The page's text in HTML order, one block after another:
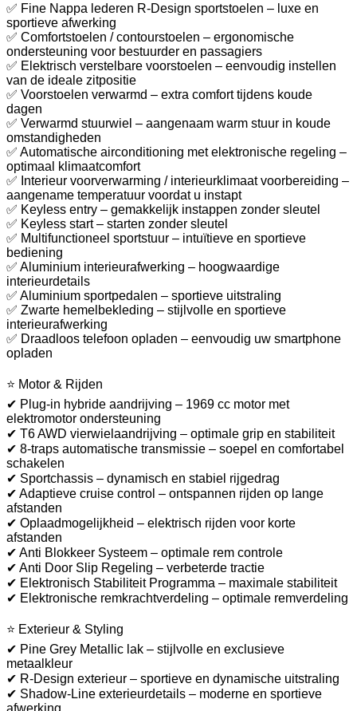
✅ Fine Nappa lederen R-Design sportstoelen – luxe en
sportieve afwerking
✅ Comfortstoelen / contourstoelen – ergonomische
ondersteuning voor bestuurder en passagiers
✅ Elektrisch verstelbare voorstoelen – eenvoudig instellen
van de ideale zitpositie
✅ Voorstoelen verwarmd – extra comfort tijdens koude
dagen
✅ Verwarmd stuurwiel – aangenaam warm stuur in koude
omstandigheden
✅ Automatische airconditioning met elektronische regeling –
optimaal klimaatcomfort
✅ Interieur voorverwarming / interieurklimaat voorbereiding –
aangename temperatuur voordat u instapt
✅ Keyless entry – gemakkelijk instappen zonder sleutel
✅ Keyless start – starten zonder sleutel
✅ Multifunctioneel sportstuur – intuïtieve en sportieve
bediening
✅ Aluminium interieurafwerking – hoogwaardige
interieurdetails
✅ Aluminium sportpedalen – sportieve uitstraling
✅ Zwarte hemelbekleding – stijlvolle en sportieve
interieurafwerking
✅ Draadloos telefoon opladen – eenvoudig uw smartphone
opladen
⭐ Motor & Rijden
✔ Plug-in hybride aandrijving – 1969 cc motor met
elektromotor ondersteuning
✔ T6 AWD vierwielaandrijving – optimale grip en stabiliteit
✔ 8-traps automatische transmissie – soepel en comfortabel
schakelen
✔ Sportchassis – dynamisch en stabiel rijgedrag
✔ Adaptieve cruise control – ontspannen rijden op lange
afstanden
✔ Oplaadmogelijkheid – elektrisch rijden voor korte
afstanden
✔ Anti Blokkeer Systeem – optimale rem controle
✔ Anti Door Slip Regeling – verbeterde tractie
✔ Elektronisch Stabiliteit Programma – maximale stabiliteit
✔ Elektronische remkrachtverdeling – optimale remverdeling
⭐ Exterieur & Styling
✔ Pine Grey Metallic lak – stijlvolle en exclusieve
metaalkleur
✔ R-Design exterieur – sportieve en dynamische uitstraling
✔ Shadow-Line exterieurdetails – moderne en sportieve
afwerking